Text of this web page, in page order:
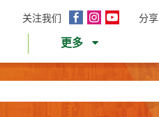
关注我们
面
InstagramYouTube分享
更多